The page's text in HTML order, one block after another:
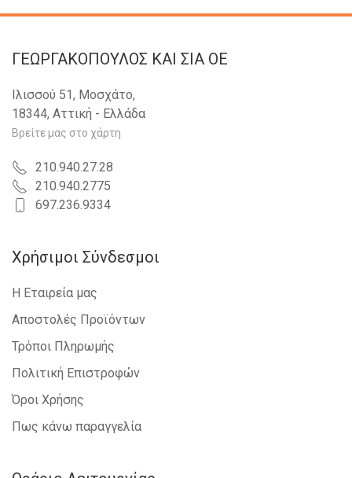
ΓΕΩΡΓΑΚΟΠΟΥΛΟΣ KAI ΣΙΑ OE
Ιλισσού 51, Μοσχάτο,
18344, Αττική - Ελλάδα
Βρείτε μας στο χάρτη
210.940.27.28
210.940.2775
697.236.9334
Χρήσιμοι Σύνδεσμοι
Η Εταιρεία μας
Αποστολές Προϊόντων
Τρόποι Πληρωμής
Πολιτική Επιστροφών
Όροι Χρήσης
Πως κάνω παραγγελία